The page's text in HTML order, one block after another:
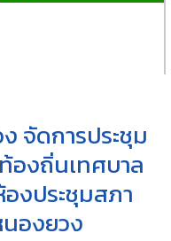
จัดการประชุม
งถิ่นเทศบาล
งประชุมสภา
องยวง